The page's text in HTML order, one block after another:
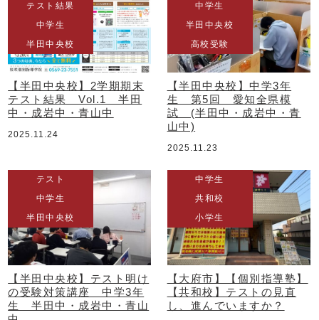
テスト結果
中学生
半田中央校
【半田中央校】2学期期末
テスト結果 Vol.1 半田
中・成岩中・青山中
2025.11.24
中学生
半田中央校
高校受験
【半田中央校】中学3年
生 第5回 愛知全県模
試 (半田中・成岩中・青
山中)
2025.11.23
テスト
中学生
半田中央校
【半田中央校】テスト明け
の受験対策講座 中学3年
生 半田中・成岩中・青山
中学生
共和校
小学生
【大府市】【個別指導塾】
【共和校】テストの見直
し、進んでいますか？